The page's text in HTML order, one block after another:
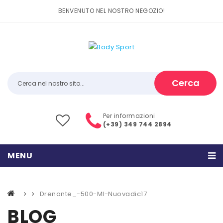
BENVENUTO NEL NOSTRO NEGOZIO!
Cerca
Per informazioni
(+39) 349 744 2894
MENU
PRODOTTI
CATEGORIE
Drenante_-500-Ml-Nuovadic17
BLOG